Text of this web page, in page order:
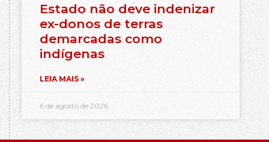
Estado não deve indenizar
ex-donos de terras
demarcadas como
indígenas
LEIA MAIS »
6 de agosto de 2026